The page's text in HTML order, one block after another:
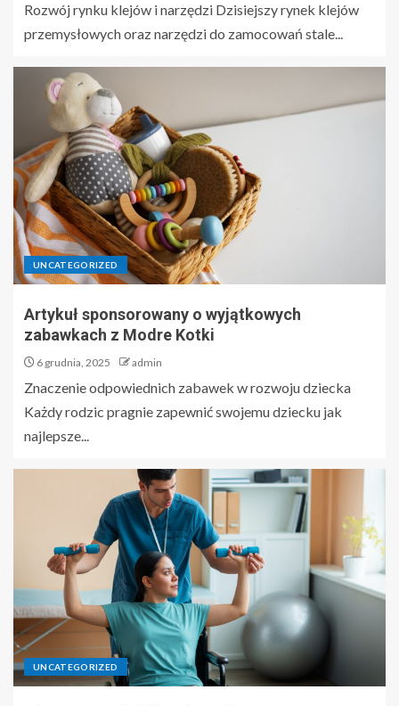
Rozwój rynku klejów i narzędzi Dzisiejszy rynek klejów
przemysłowych oraz narzędzi do zamocowań stale...
UNCATEGORIZED
Artykuł sponsorowany o wyjątkowych
zabawkach z Modre Kotki
6 grudnia, 2025 admin
Znaczenie odpowiednich zabawek w rozwoju dziecka
Każdy rodzic pragnie zapewnić swojemu dziecku jak
najlepsze...
UNCATEGORIZED